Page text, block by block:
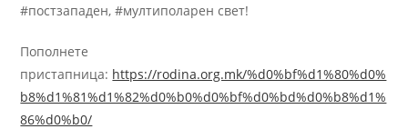
#постзападен, #мултиполарен свет!
Пополнете
пристапница: https://rodina.org.mk/%d0%bf%d1%80%d0%
b8%d1%81%d1%82%d0%b0%d0%bf%d0%bd%d0%b8%d1%
86%d0%b0/